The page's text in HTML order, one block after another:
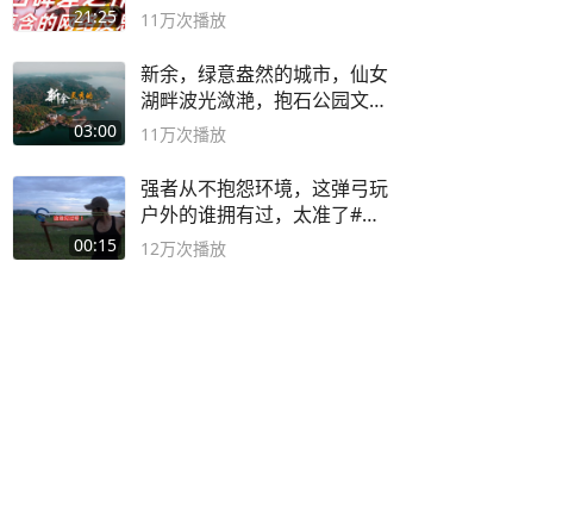
21:25 11万次播放
03:00
新余，绿意盎然的城市，仙女
湖畔波光潋滟，抱石公园文化
深邃……
11万次播放
00:15
强者从不抱怨环境，这弹弓玩
户外的谁拥有过，太准了#弹
弓#户外
12万次播放